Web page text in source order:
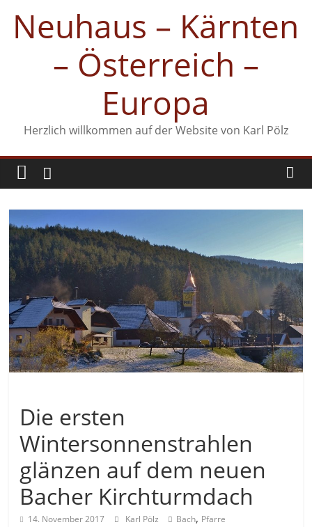
Inhalt
springen
Neuhaus – Kärnten
– Österreich –
Europa
Herzlich willkommen auf der Website von Karl Pölz
Die ersten
Wintersonnenstrahlen
glänzen auf dem neuen
Bacher Kirchturmdach
14. November 2017 Karl Pölz Bach, Pfarre